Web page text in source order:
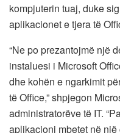
kompjuterin tuaj, duke
aplikacionet e tjera të
“Ne po prezantojmë një
instaluesi i Microsoft
dhe kohën e ngarkimit
të Office,” shpjegon
administratorëve të IT.
aplikacioni mbetet në